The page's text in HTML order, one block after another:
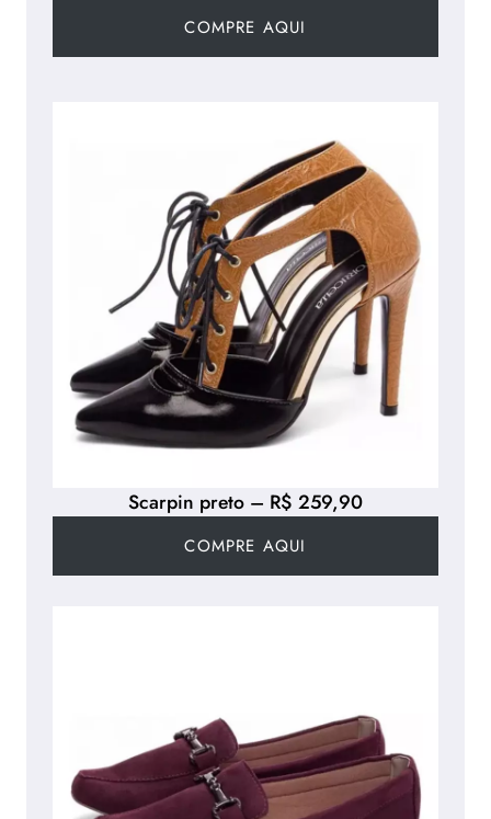
Scarpin preto – R$ 259,90
COMPRE AQUI
COMPRE AQUI